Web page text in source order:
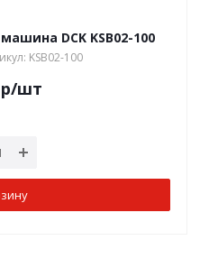
DCK KSB02-100
KSB02-100
р/шт